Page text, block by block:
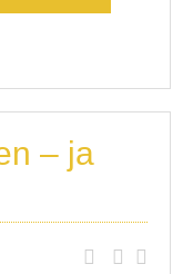
– ja